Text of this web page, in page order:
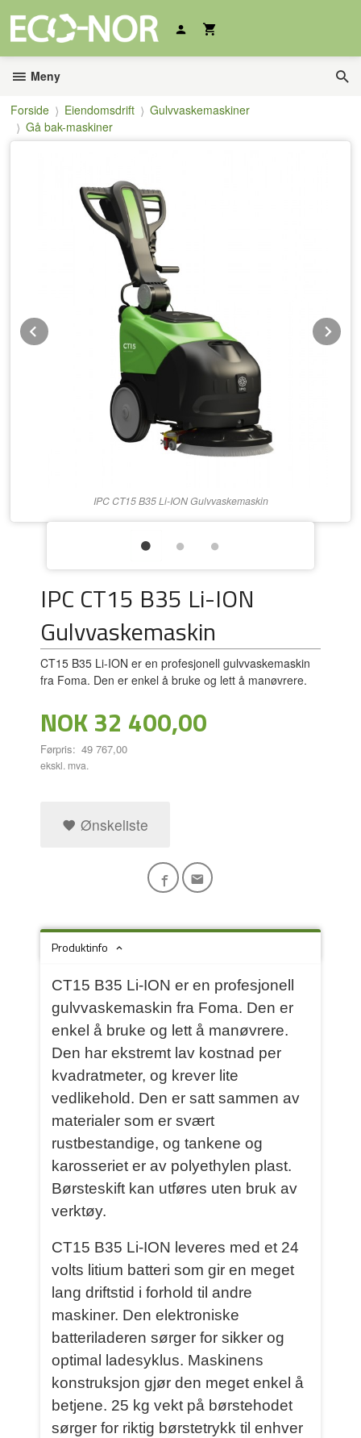
innholdet
Meny
Forside Eiendomsdrift
Gulvvaskemaskiner
Gå bak-maskiner
IPC CT15 B35 Li-ION Gulvvaskemaskin
Prev
IPC CT15 B35 Li-ION
Gulvvaskemaskin
CT15 B35 Li-ION er en profesjonell gulvvaskemaskin
fra Foma. Den er enkel å bruke og lett å manøvrere.
Tilbud
NOK32 400,00
Førpris: 49 767,00
ekskl. mva.
Ønskeliste
Produktinfo
CT15 B35 Li-ION er en profesjonell
gulvvaskemaskin fra Foma. Den er
enkel å bruke og lett å manøvrere.
Den har ekstremt lav kostnad per
kvadratmeter, og krever lite
vedlikehold. Den er satt sammen av
materialer som er svært
rustbestandige, og tankene og
karosseriet er av polyethylen plast.
Børsteskift kan utføres uten bruk av
verktøy.
CT15 B35 Li-ION leveres med et 24
volts litium batteri som gir en meget
lang driftstid i forhold til andre
maskiner. Den elektroniske
batteriladeren sørger for sikker og
optimal ladesyklus. Maskinens
konstruksjon gjør den meget enkel å
betjene. 25 kg vekt på børstehodet
sørger for riktig børstetrykk til enhver